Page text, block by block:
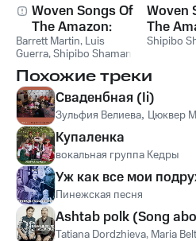
Woven Songs Of
The Amazon:
Healing Icaros Of
The Shipibo
Shamans
Barrett Martin, Luis
Guerra,Shipibo Shamans
Woven
The
Shipibo
Shipibo
Похожие треки
Сваденбная (Ii)
Зульфия Велиева, Цюквер
Купаленка
вокальная группа Кедры
Уж как все мои
Пинежская песня
Ashtab polk (Song
Tatiana Dordzhieva, Maria